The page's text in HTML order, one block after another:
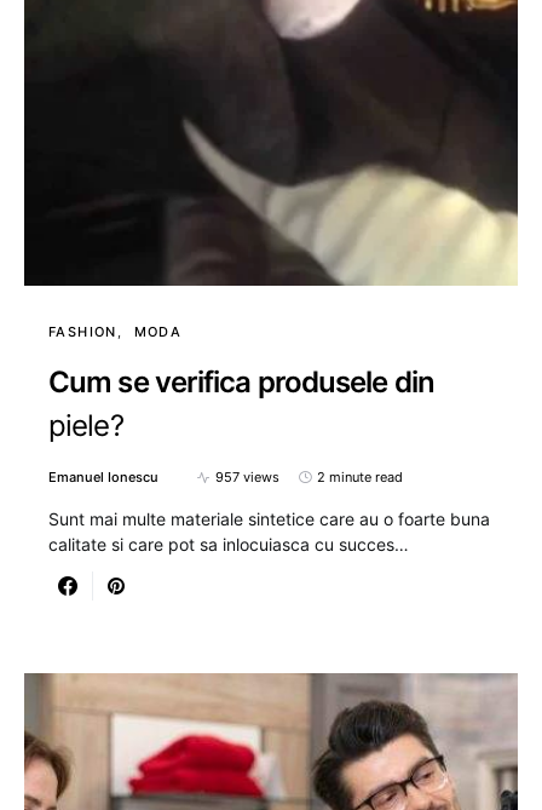
FASHION MODA
Cum se verifica produsele din
piele?
Emanuel Ionescu 957 views 2 minute read
Sunt mai multe materiale sintetice care au o foarte buna
calitate si care pot sa inlocuiasca cu succes…